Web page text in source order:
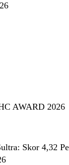
AWARD 2026
Skor 4,32